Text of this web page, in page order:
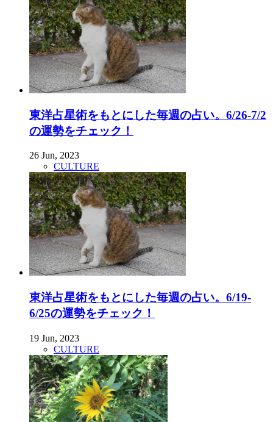
東洋占星術をもとにした毎週の占い。6/26-7/2
の運勢をチェック！
26 Jun, 2023
CULTURE
東洋占星術をもとにした毎週の占い。6/19-
6/25の運勢をチェック！
19 Jun, 2023
CULTURE